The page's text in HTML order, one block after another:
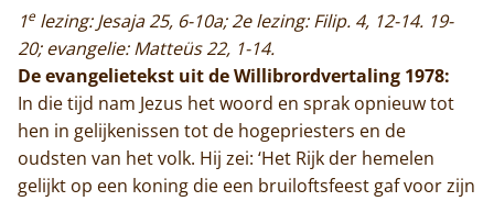
1elezing: Jesaja 25, 6-10a; 2e lezing: Filip. 4, 12-14. 19-
20; evangelie: Matteüs 22, 1-14.
De evangelietekst uit de Willibrordvertaling 1978:
In die tijd nam Jezus het woord en sprak opnieuw tot
hen in gelijkenissen tot de hogepriesters en de
oudsten van het volk. Hij zei: ‘Het Rijk der hemelen
gelijkt op een koning die een bruiloftsfeest gaf voor zijn